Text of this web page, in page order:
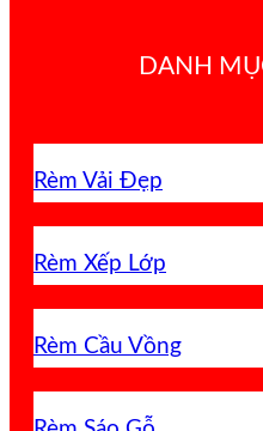
DANH
Rèm Vải Đẹp
Rèm Xếp Lớp
Rèm Cầu Vồng